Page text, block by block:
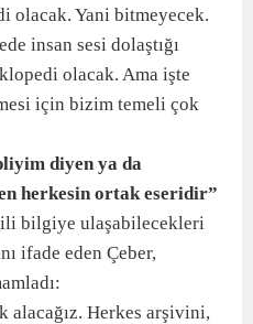
olacak. Yani bitmeyecek.
insan sesi dolaştığı
olacak. Ama işte
için bizim temeli çok
diyen ya da
herkesin ortak eseridir”
bilgiye ulaşabilecekleri
ifade eden Çeber,
alacağız. Herkes arşivini,